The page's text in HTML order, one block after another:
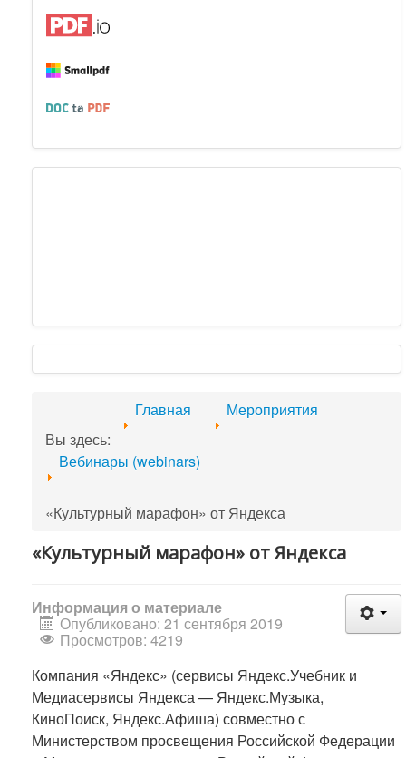
Вы здесь:
Главная Мероприятия
Вебинары (webinars)
«Культурный марафон» от Яндекса
«Культурный марафон» от Яндекса
Информация о материале
Опубликовано: 21 сентября 2019
Просмотров: 4219
Компания «Яндекс» (сервисы Яндекс.Учебник и
Медиасервисы Яндекса — Яндекс.Музыка,
КиноПоиск, Яндекс.Афиша) совместно с
Министерством просвещения Российской Федерации